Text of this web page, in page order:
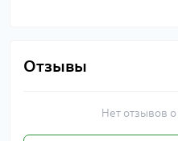
Отзывы
Нет отзывов